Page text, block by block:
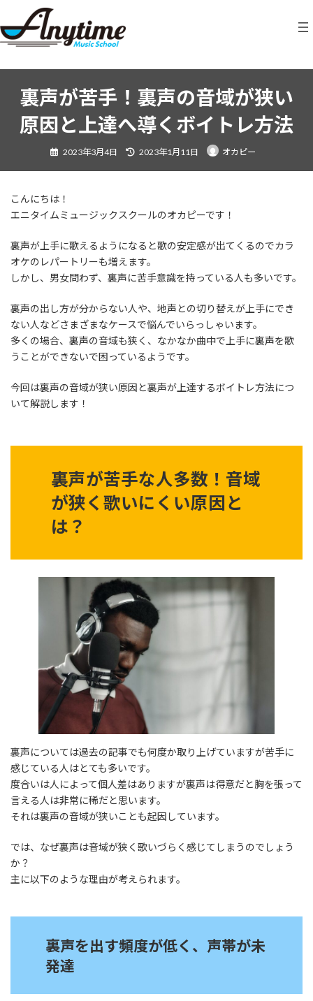
テ
ン
ゲ
ー
裏声が苦手！裏声の音域が狭い
原因と上達へ導くボイトレ方法
2023年3月4日
終
新
2023年1月11日 オカピー
こんにちは！
エニタイムミュージックスクールのオカピーです！
裏声が上手に歌えるようになると歌の安定感が出てくるのでカラ
オケのレパートリーも増えます。
しかし、男女問わず、裏声に苦手意識を持っている人も多いです。
裏声の出し方が分からない人や、地声との切り替えが上手にでき
ない人などさまざまなケースで悩んでいらっしゃいます。
多くの場合、裏声の音域も狭く、なかなか曲中で上手に裏声を歌
うことができないで困っているようです。
今回は裏声の音域が狭い原因と裏声が上達するボイトレ方法につ
いて解説します！
裏声が苦手な人多数！音域
が狭く歌いにくい原因と
は？
裏声については過去の記事でも何度か取り上げていますが苦手に
感じている人はとても多いです。
度合いは人によって個人差はありますが裏声は得意だと胸を張って
言える人は非常に稀だと思います。
それは裏声の音域が狭いことも起因しています。
では、なぜ裏声は音域が狭く歌いづらく感じてしまうのでしょう
か？
主に以下のような理由が考えられます。
裏声を出す頻度が低く、声帯が未
発達